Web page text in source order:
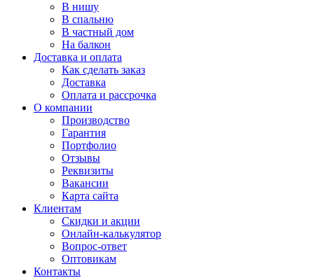
В нишу
В спальню
В частный дом
На балкон
Доставка и оплата
Как сделать заказ
Доставка
Оплата и рассрочка
О компании
Производство
Гарантия
Портфолио
Отзывы
Реквизиты
Вакансии
Карта сайта
Клиентам
Скидки и акции
Онлайн-калькулятор
Вопрос-ответ
Оптовикам
Контакты